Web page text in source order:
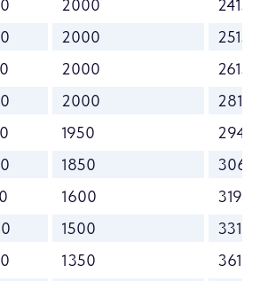
2000
2415
2000
2515
2000
2615
2000
2815
1950
2940
1850
3065
1600
3190
1500
3315
1350
3615